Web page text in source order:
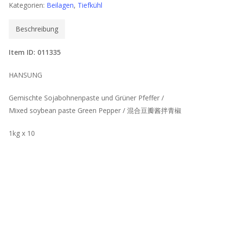
Kategorien: Beilagen, Tiefkühl
Beschreibung
Item ID: 011335
HANSUNG
Gemischte Sojabohnenpaste und Grüner Pfeffer /
Mixed soybean paste Green Pepper / 混合豆瓣酱拌青椒
1kg x 10